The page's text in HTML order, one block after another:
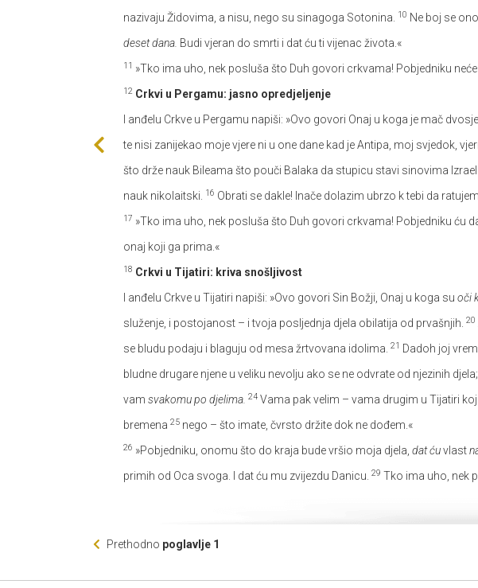
nazivaju Židovima, a nisu, nego su sinagoga Sotonina.
10 Ne boj se
deset dana. Budi vjeran do smrti i dat ću ti vijenac života.«
11 »Tko ima uho, nek posluša što Duh govori crkvama! Pobjedniku
12 Crkvi u Pergamu: jasno opredjeljenje
I anđelu Crkve u Pergamu napiši: »Ovo govori Onaj u koga je mač
te nisi zanijekao moje vjere ni u one dane kad je Antipa, moj svjedok,
što drže nauk Bileama što pouči Balaka da stupicu stavi sinovima
nauk nikolaitski.
16 Obrati se dakle! Inače dolazim ubrzo k tebi da
17 »Tko ima uho, nek posluša što Duh govori crkvama! Pobjedniku ću
onaj koji ga prima.«
18 Crkvi u Tijatiri: kriva snošljivost
I anđelu Crkve u Tijatiri napiši: »Ovo govori Sin Božji, Onaj u koga su oči
služenje, i postojanost – i tvoja posljednja djela obilatija od prvašnjih. 20
se bludu podaju i blaguju od mesa žrtvovana idolima. 21 Dadoh joj
bludne drugare njene u veliku nevolju ako se ne odvrate od njezinih djela;
vam svakomu po djelima. 24 Vama pak velim – vama drugim u Tijatiri
bremena 25 nego – što imate, čvrsto držite dok ne dođem.«
26 »Pobjedniku, onomu što do kraja bude vršio moja djela, dat ćuvlast
primih od Oca svoga. I dat ću mu zvijezdu Danicu. 29 Tko ima uho, nek
Prethodno poglavlje 1